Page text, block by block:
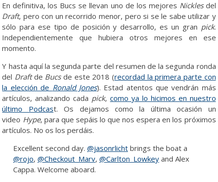
En definitiva, los Bucs se llevan uno de los mejores Nicklesdel
Draft, pero con un recorrido menor, pero si se le sabe utilizar y
sólo para ese tipo de posición y desarrollo, es un gran pick.
Independientemente que hubiera otros mejores en ese
momento.
Y hasta aquí la segunda parte del resumen de la segunda ronda
del Draftde Bucsde este 2018 (recordad la primera parte con
la elección de Ronald Jones). Estad atentos que vendrán más
artículos, analizando cada pick,como ya lo hicimos en nuestro
último Podcast. Os dejamos como la última ocasión un
video Hype, para que sepáis lo que nos espera en los próximos
artículos. No os los perdáis.
Excellent second day. @jasonrlichtbrings the boat a
@rojo, @Checkout_Marv, @Carlton_Lowkeyand Alex
Cappa. Welcome aboard.